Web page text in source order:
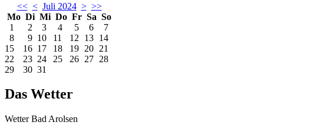
<< < Juli 2024 > >>
Mo Di Mi Do Fr Sa So
1
2 3 4 5 6
7
8
9 10 11 12 13 14
15
16 17 18 19 20 21
22
23 24 25 26 27 28
29
30 31
Das Wetter
Wetter Bad Arolsen